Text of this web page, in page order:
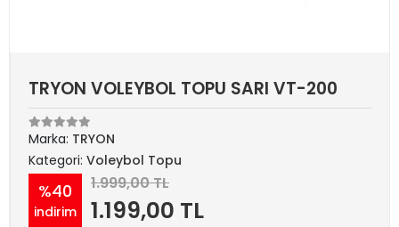
TRYON VOLEYBOL TOPU SARI VT-200
Marka: TRYON
Kategori: Voleybol Topu
%40
indirim
1.999,00 TL
1.199,00 TL